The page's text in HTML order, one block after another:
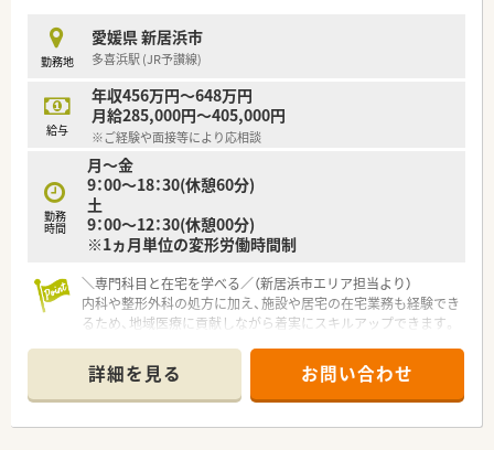
る薬剤師の方が多く在籍されています。
■皆で協力しあいながら働ける方を求めておられます。
【研修制度】
■ご入職後は日々の業務を通じて一連の流れを習得頂きます。
■患者様から信頼、相談される薬局を目指し、 定期的な局内勉
強会の実施や、地域の勉強会への積極的な参画により、個々の自
己研鑽及びコミュニケーション能力の向上を図っています。
■ゆくゆくは店舗の運営や後輩の育成にも携わり、地域医療を牽
引するリーダーとしてステップアップすることが可能です。
勤務地
愛媛県 新居浜市
多喜浜駅 (JR予讃線)
給与
年収456万円～648万円
月給285,000円～405,000円
※ご経験や面接等により応相談
勤務
時間
月～金
9：00～18：30(休憩60分)
土
9：00～12：30(休憩00分)
※1ヵ月単位の変形労働時間制
＼専門科目と在宅を学べる／（新居浜市エリア担当より）
内科や整形外科の処方に加え、施設や居宅の在宅業務も経験でき
るため、地域医療に貢献しながら着実にスキルアップできます。
【店舗情報と応需状況について】
■多喜浜駅から徒歩8分と通勤に便利な立地にあり、近隣の医療
機関から内科や整形外科の処方箋を応需しています。
詳細を見る お問い合わせ